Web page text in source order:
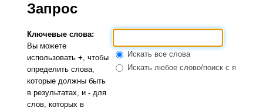
Запрос
Ключевые слова:
Вы можете
использовать+, чтобы
определить слова,
которые должны быть
в результатах, и- для
слов, которых в
Искать все слова
Искать любое слово/поиск с языком